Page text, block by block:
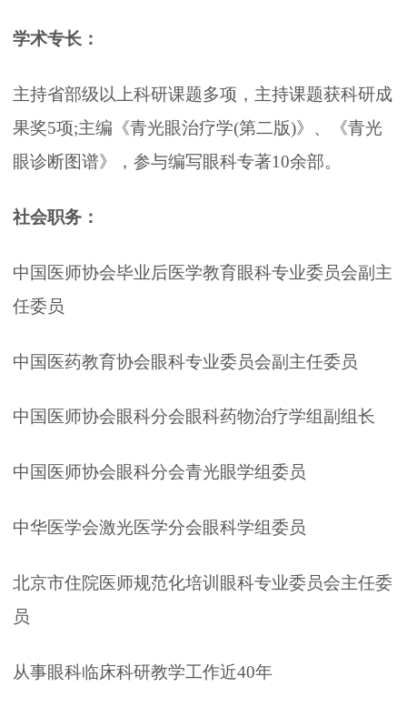
学术专长：
主持省部级以上科研课题多项，主持课题获科研成
果奖5项;主编《青光眼治疗学(第二版)》、《青光
眼诊断图谱》，参与编写眼科专著10余部。
社会职务：
中国医师协会毕业后医学教育眼科专业委员会副主
任委员
中国医药教育协会眼科专业委员会副主任委员
中国医师协会眼科分会眼科药物治疗学组副组长
中国医师协会眼科分会青光眼学组委员
中华医学会激光医学分会眼科学组委员
北京市住院医师规范化培训眼科专业委员会主任委
员
从事眼科临床科研教学工作近40年